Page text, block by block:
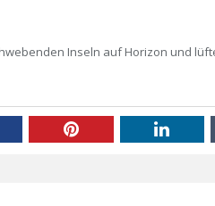
Inseln auf Horizon und
Pinterest